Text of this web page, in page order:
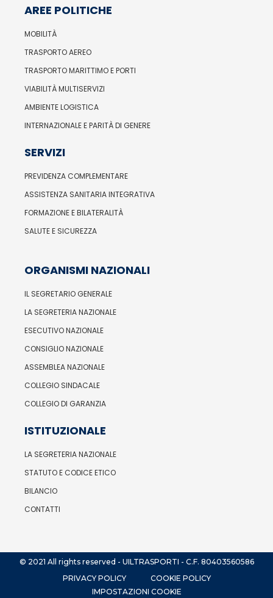
AREE POLITICHE
MOBILITÀ
TRASPORTO AEREO
TRASPORTO MARITTIMO E PORTI
VIABILITÀ MULTISERVIZI
AMBIENTE LOGISTICA
INTERNAZIONALE E PARITÀ DI GENERE
SERVIZI
PREVIDENZA COMPLEMENTARE
ASSISTENZA SANITARIA INTEGRATIVA
FORMAZIONE E BILATERALITÀ
SALUTE E SICUREZZA
ORGANISMI NAZIONALI
IL SEGRETARIO GENERALE
LA SEGRETERIA NAZIONALE
ESECUTIVO NAZIONALE
CONSIGLIO NAZIONALE
ASSEMBLEA NAZIONALE
COLLEGIO SINDACALE
COLLEGIO DI GARANZIA
ISTITUZIONALE
LA SEGRETERIA NAZIONALE
STATUTO E CODICE ETICO
BILANCIO
CONTATTI
© 2021 All rights reserved - UILTRASPORTI - C.F. 80403560586
PRIVACY POLICY
COOKIE POLICY
IMPOSTAZIONI COOKIE